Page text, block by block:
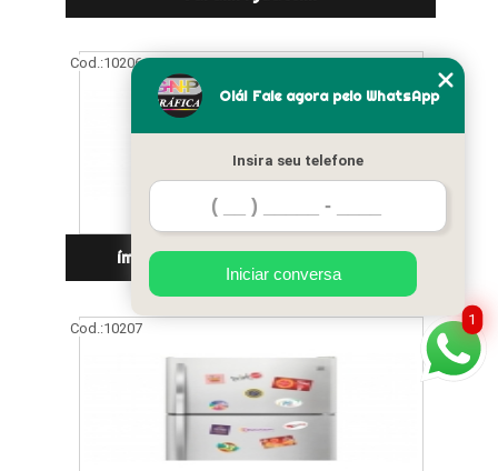
Cod.:10206
ímã de geladeira natalino Mooca
Cod.:10207 1
Olá! Fale agora pelo WhatsApp
Insira seu telefone
Iniciar conversa